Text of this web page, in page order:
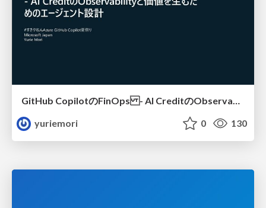
GitHub CopilotのFinOps - AI CreditのObservabilityと価値を生むためのエージェント設計
yuriemori
0 130